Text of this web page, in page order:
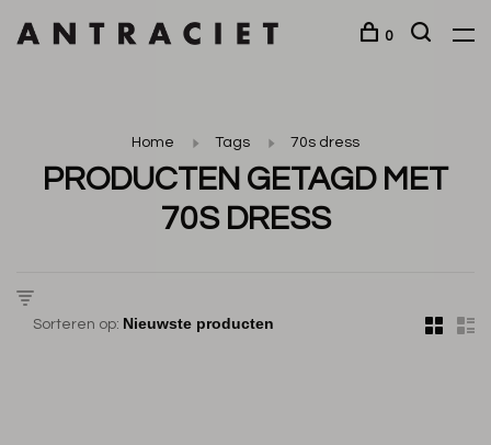
0
Home Tags 70s dress
PRODUCTEN GETAGD MET
70S DRESS
Sorteren op: